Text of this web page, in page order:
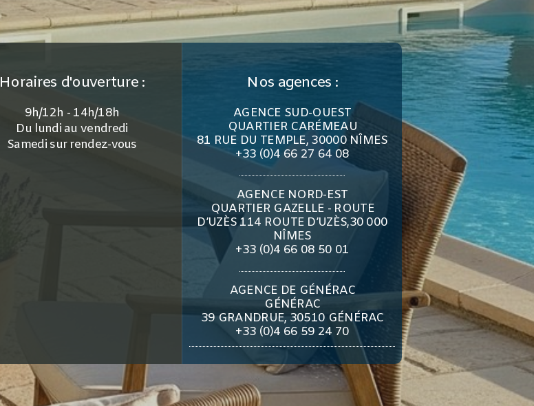
Horaires d'ouverture :
9h/12h - 14h/18h
Du lundi au vendredi
Samedi sur rendez-vous
Nos agences :
AGENCE SUD-OUEST
QUARTIER CARÉMEAU
81 RUE DU TEMPLE, 30000 NÎMES
+33 (0)4 66 27 64 08
AGENCE NORD-EST
QUARTIER GAZELLE - ROUTE
D’UZÈS 114 ROUTE D’UZÈS,30 000
NÎMES
+33 (0)4 66 08 50 01
AGENCE DE GÉNÉRAC
GÉNÉRAC
39 GRANDRUE, 30510 GÉNÉRAC
+33 (0)4 66 59 24 70